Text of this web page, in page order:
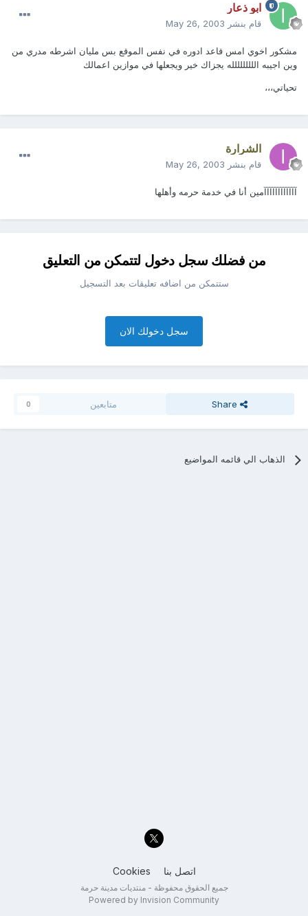
ابو ذعار
قام بنشر May 26, 2003
مشكور اخوي امس قاعد ادوره في نفس الموقع بس مليان اشرطه مدري من
وين اجيبه اللللللللله يجزاك خير ويجعلها في موازين اعمالك
تحياتي،،،
الشرارة
قام بنشر May 26, 2003
آآآآآآآآآآآآمين أنا في خدمة حرمه وأهلها
من فضلك سجل دخول لتتمكن من التعليق
ستتمكن من اضافه تعليقات بعد التسجيل
سجل دخولك الان
Share متابعين 0
الذهاب الي قائمه المواضيع
اتصل بنا Cookies
جميع الحقوق محفوظة - منتديات مدينة حرمة
Powered by Invision Community